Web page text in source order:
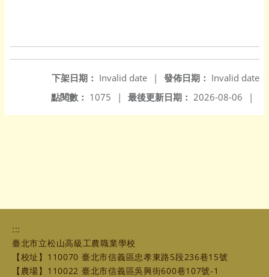
發佈日期： Invalid date
下架日期： Invalid date
|
最後更新日期： 2026-08-06 |
點閱數： 1075 |
:::
臺北市立松山高級工農職業學校
【校址】110070 臺北市信義區忠孝東路5段236巷15號
【農場】110022 臺北市信義區吳興街600巷107號-1